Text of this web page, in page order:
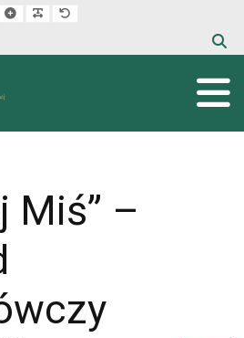
mode
yellow mode
yellow black mode
smaller font
Set larger font
Make font more readable
Miś” –